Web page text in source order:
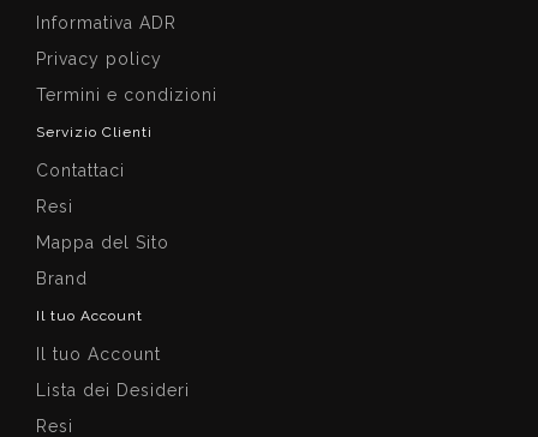
Informativa ADR
Privacy policy
Termini e condizioni
Servizio Clienti
Contattaci
Resi
Mappa del Sito
Brand
Il tuo Account
Il tuo Account
Lista dei Desideri
Resi